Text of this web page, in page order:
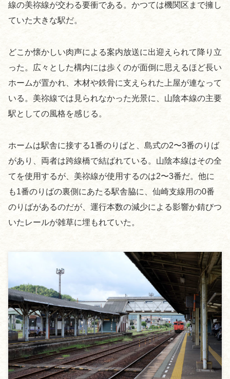
線の美祢線が交わる要衝である。かつては機関区まで擁し
ていた大きな駅だ。
どこか懐かしい肉声による案内放送に出迎えられて降り立
った。広々とした構内には歩くのが面倒に思えるほど長い
ホームが置かれ、木材や鉄骨に支えられた上屋が連なって
いる。美祢線では見られなかった光景に、山陰本線の主要
駅としての風格を感じる。
ホームは駅舎に接する1番のりばと、島式の2〜3番のりば
があり、両者は跨線橋で結ばれている。山陰本線はその全
てを使用するが、美祢線が使用するのは2〜3番だ。他に
も1番のりばの裏側にあたる駅舎脇に、仙崎支線用の0番
のりばがあるのだが、運行本数の減少による影響か錆びつ
いたレールが雑草に埋もれていた。